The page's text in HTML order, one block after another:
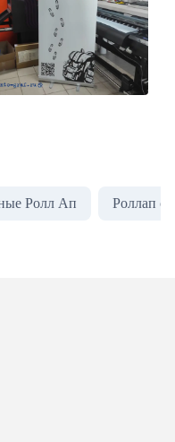
Ролл Ап Роллап с